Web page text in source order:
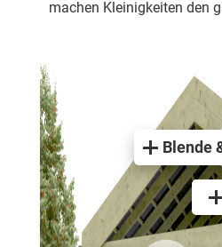
machen Kleinigkeiten den
Blende